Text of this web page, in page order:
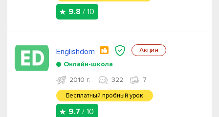
9.8 / 10
Englishdom
Акция
Онлайн-школа
2010 г.
322 7
Бесплатный пробный урок
9.7 / 10